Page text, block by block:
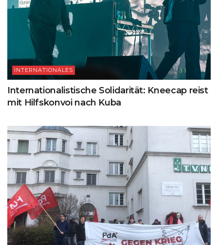
INTERNATIONALES
Internationalistische Solidarität: Kneecap reist
mit Hilfskonvoi nach Kuba